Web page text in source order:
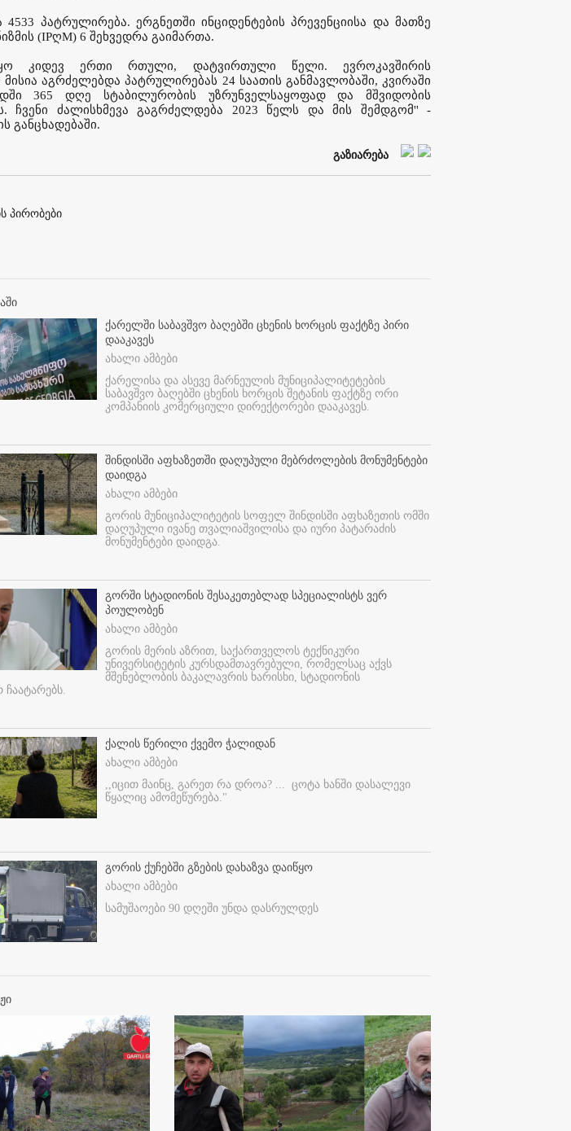
პატრულირება. ერგნეთში ინციდენტების პრევენციისა და მათზე
(IPღM) 6 შეხვედრა გაიმართა.
კიდევ ერთი რთული, დატვირთული წელი. ევროკავშირის
აგრძელებდა პატრულირებას 24 საათის განმავლობაში, კვირაში
365 დღე სტაბილურობის უზრუნველსაყოფად და მშვიდობის
ჩვენი ძალისხმევა გაგრძელდება 2023 წელს და მის შემდგომ'' -
განცხადებაში.
გაზიარება
პირობები
ქარელში საბავშვო ბაღებში ცხენის ხორცის ფაქტზე პირი
დააკავეს
ახალი ამბები
ქარელისა და ასევე მარნეულის მუნიციპალიტეტების
საბავშვო ბაღებში ცხენის ხორცის შეტანის ფაქტზე ორი
კომპანიის კომერციული დირექტორები დააკავეს.
შინდისში აფხაზეთში დაღუპული მებრძოლების მონუმენტები
დაიდგა
ახალი ამბები
გორის მუნიციპალიტეტის სოფელ შინდისში აფხაზეთის ომში
დაღუპული ივანე თვალიაშვილისა და იური პატარაძის
მონუმენტები დაიდგა.
გორში სტადიონის შესაკეთებლად სპეციალისტს ვერ
პოულობენ
ახალი ამბები
გორის მერის აზრით, საქართველოს ტექნიკური
უნივერსიტეტის კურსდამთავრებული, რომელსაც აქვს
მშენებლობის ბაკალავრის ხარისხი, სტადიონის
ჩაატარებს.
ქალის წერილი ქვემო ჭალიდან
ახალი ამბები
,,იცით მაინც, გარეთ რა დროა? ... ცოტა ხანში დასალევი
წყალიც ამომეწურება."
გორის ქუჩებში გზების დახაზვა დაიწყო
ახალი ამბები
სამუშაოები 90 დღეში უნდა დასრულდეს